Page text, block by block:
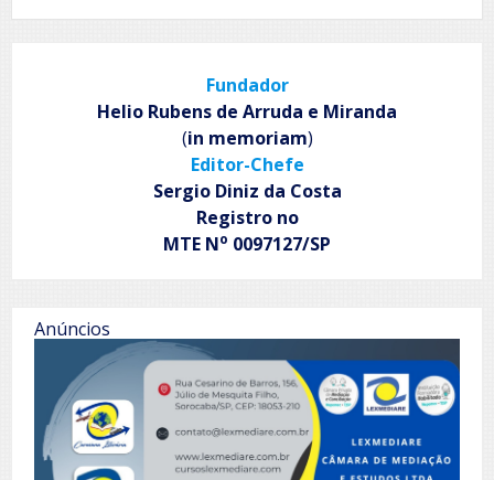
Fundador
Helio Rubens de Arruda e Miranda
(in memoriam)
Editor-Chefe
Sergio Diniz da Costa
Registro no
MTE No 0097127/SP
Anúncios